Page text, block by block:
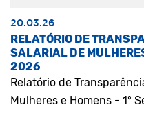
20.03.26
RELATÓRIO DE
SALARIAL DE
2026
Relatório de
Mulheres e Homens - 1º